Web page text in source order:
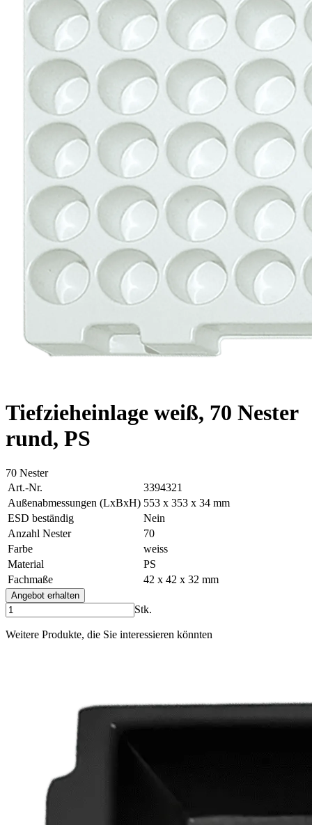
Tiefzieheinlage weiß, 70 Nester
rund, PS
70 Nester
Art.-Nr.
3394321
Außenabmessungen (LxBxH) 553 x 353 x 34 mm
ESD beständig
Nein
Anzahl Nester
70
Farbe
weiss
Material
PS
Fachmaße
42 x 42 x 32 mm
Angebot erhalten
Stk.
Weitere Produkte, die Sie interessieren könnten